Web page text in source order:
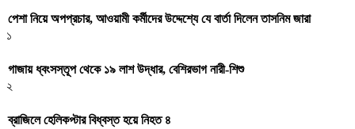
পেশা নিয়ে অপপ্রচার, আওয়ামী কর্মীদের উদ্দেশ্যে যে বার্তা দিলেন তাসনিম জারা
১
গাজায় ধ্বংসস্তূপ থেকে ১৯ লাশ উদ্ধার, বেশিরভাগ নারী-শিশু
২
ব্রাজিলে হেলিকপ্টার বিধ্বস্ত হয়ে নিহত ৪